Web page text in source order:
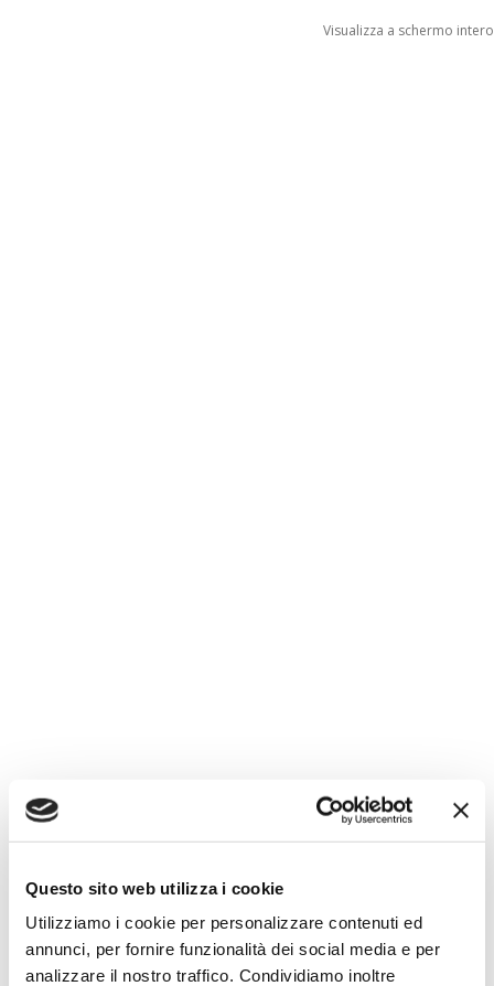
Questo sito web utilizza i cookie
Utilizziamo i cookie per personalizzare contenuti ed
annunci, per fornire funzionalità dei social media e per
analizzare il nostro traffico. Condividiamo inoltre
Visualizza a schermo intero